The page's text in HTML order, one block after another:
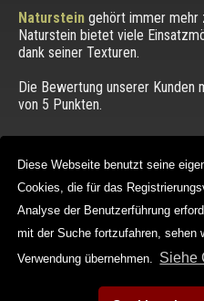
Diese Webseite benutzt seine
Cookies, die für das
Analyse der Benutzerführung
mit der Suche fortzufahren, sehen
Verwendung übernehmen. Siehe
Diese Webseite benutzt seine
Cookies, die für das
Analyse der Benutzerführung
mit der Suche fortzufahren, sehen
Verwendung übernehmen. Siehe
Natursteingehört immer mehr
Naturstein bietet viele
dank seiner Texturen.
Die Bewertung unserer Kunden
von 5 Punkten.
Copyright © 2012 -
Web Design |